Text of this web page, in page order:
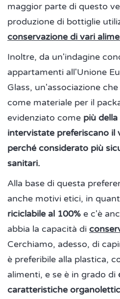
maggior parte di questo
produzione di bottiglie
conservazione di vari
Inoltre, da un'indagine
appartamenti all'Unione
Glass, un'associazione
come materiale per il
evidenziato come più
intervistate preferiscano il
perché considerato più
sanitari.
Alla base di questa
anche motivi etici, in
riciclabile al 100% e c'è
abbia la capacità di
Cerchiamo, adesso, di
è preferibile alla plastica,
alimenti, e se è in grado di
caratteristiche